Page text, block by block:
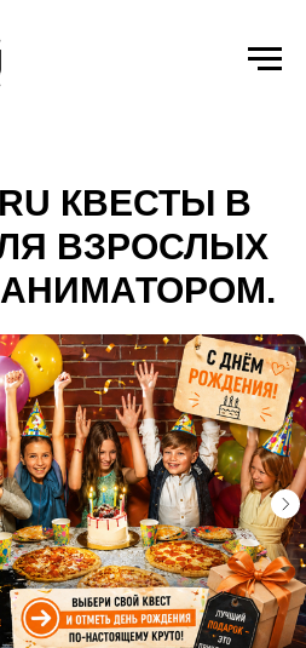
КВЕСТЫ В
ВЗРОСЛЫХ